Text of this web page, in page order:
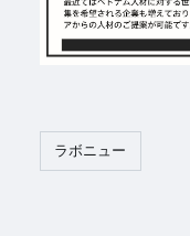
ラボニュー